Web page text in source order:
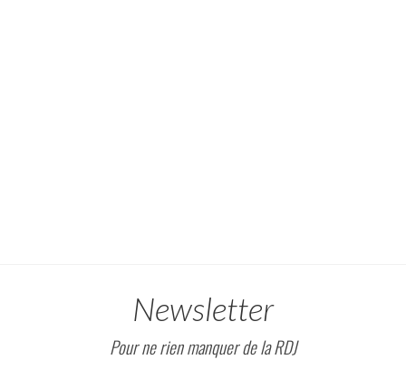
Newsletter
Pour ne rien manquer de la RDJ